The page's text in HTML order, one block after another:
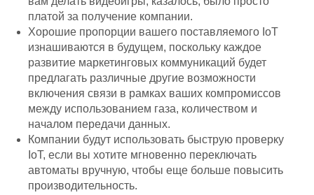
платой за получение компании.
Хорошие пропорции вашего поставляемого IoT
изнашиваются в будущем, поскольку каждое
развитие маркетинговых коммуникаций будет
предлагать различные другие возможности
включения связи в рамках ваших компромиссов
между использованием газа, количеством и
началом передачи данных.
Компании будут использовать быструю проверку
IoT, если вы хотите мгновенно переключать
автоматы вручную, чтобы еще больше повысить
производительность.